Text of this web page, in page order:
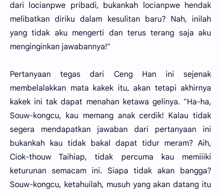
dari locianpwe pribadi, bukankah locianpwe hendak
melibatkan diriku dalam kesulitan baru? Nah, inilah
yang tidak aku mengerti dan terus terang saja aku
menginginkan jawabannya!"
Pertanyaan tegas dari Ceng Han ini sejenak
membelalakkan mata kakek itu, akan tetapi akhirnya
kakek ini tak dapat menahan ketawa gelinya. "Ha-ha,
Souw-kongcu, kau memang anak cerdik! Kalau tidak
segera mendapatkan jawaban dari pertanyaan ini
bukankah kau tidak bakal dapat tidur meram? Aih,
Ciok-thouw Taihiap, tidak percuma kau memiiiki
keturunan semacam ini. Siapa tidak akan bangga?
Souw-kongcu, ketahuilah, musuh yang akan datang itu